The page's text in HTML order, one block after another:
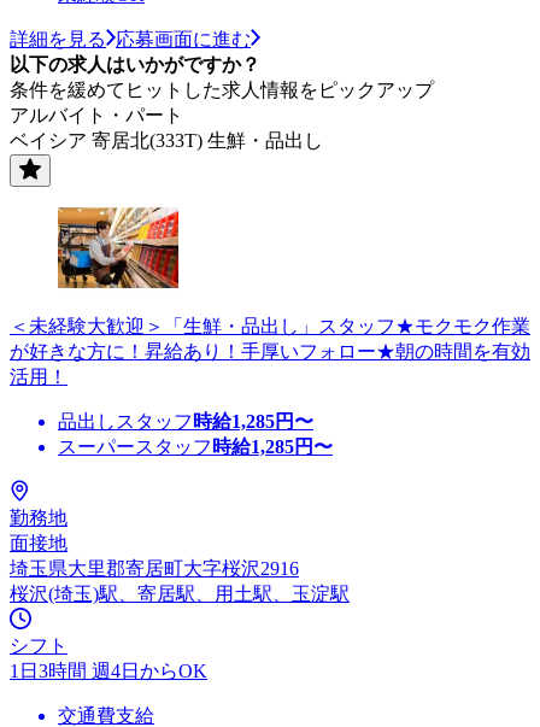
詳細を見る
応募画面に進む
以下の求人はいかがですか？
条件を緩めてヒットした求人情報をピックアップ
アルバイト・パート
ベイシア 寄居北(333T) 生鮮・品出し
＜未経験大歓迎＞「生鮮・品出し」スタッフ★モクモク作業
が好きな方に！昇給あり！手厚いフォロー★朝の時間を有効
活用！
品出しスタッフ 時給1,285円〜
スーパースタッフ 時給1,285円〜
勤務地
面接地
埼玉県大里郡寄居町大字桜沢2916
桜沢(埼玉)駅、寄居駅、用土駅、玉淀駅
シフト
1日3時間 週4日からOK
交通費支給